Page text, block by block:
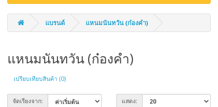
แบรนด์ แหนมนันทวัน (ก๋องคำ)
แหนมนันทวัน (ก๋องคำ)
เปรียบเทียบสินค้า (0)
จัดเรียงจาก: แสดง: